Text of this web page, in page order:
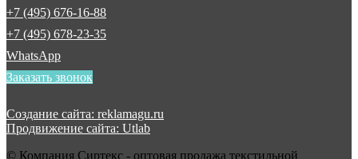
+7 (495) 676-16-88
+7 (495) 678-23-35
WhatsApp
Заказать звонок
Создание сайта: reklamagu.ru
Продвижение сайта: Utlab
© Компания Сиртекс - оптовая продажа текстильной